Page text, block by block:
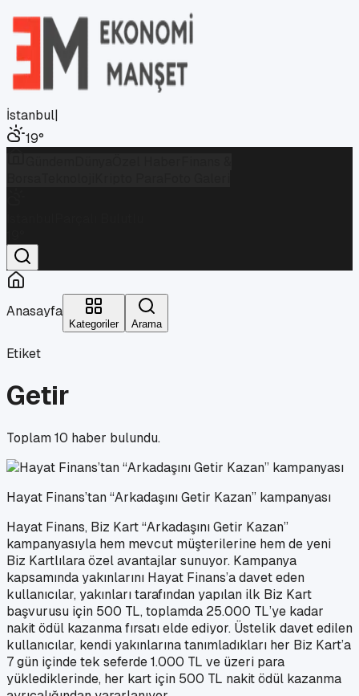
İstanbul|
19°
Anasayfa
Kategoriler Arama
Etiket
Getir
Toplam10 haber bulundu.
Hayat Finans’tan “Arkadaşını Getir Kazan” kampanyası
Hayat Finans, Biz Kart “Arkadaşını Getir Kazan”
kampanyasıyla hem mevcut müşterilerine hem de yeni
Biz Kartlılara özel avantajlar sunuyor. Kampanya
kapsamında yakınlarını Hayat Finans’a davet eden
kullanıcılar, yakınları tarafından yapılan ilk Biz Kart
başvurusu için 500 TL, toplamda 25.000 TL’ye kadar
nakit ödül kazanma fırsatı elde ediyor. Üstelik davet edilen
kullanıcılar, kendi yakınlarına tanımladıkları her Biz Kart’a
7 gün içinde tek seferde 1.000 TL ve üzeri para
yüklediklerinde, her kart için 500 TL nakit ödül kazanma